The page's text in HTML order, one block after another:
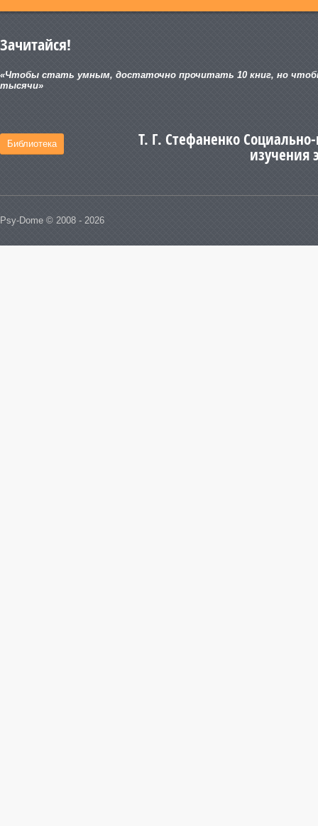
Зачитайся!
«Чтобы стать умным, достаточно прочитать 10 книг, но
тысячи»
Т. Г. Стефаненко
изучения
Библиотека
Psy-Dome © 2008 - 2026